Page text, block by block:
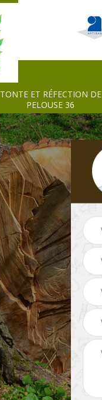
TONTE ET RÉFECTION DE
PELOUSE 36
Tonte et réfection de
pelouse 36